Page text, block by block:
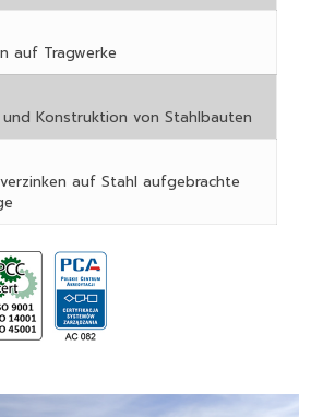
auf Tragwerke
und Konstruktion von Stahlbauten
auf Stahl aufgebrachte